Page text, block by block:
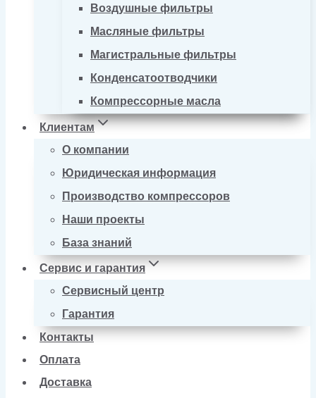
Воздушные фильтры
Масляные фильтры
Магистральные фильтры
Конденсатоотводчики
Компрессорные масла
Клиентам
О компании
Юридическая информация
Производство компрессоров
Наши проекты
База знаний
Сервис и гарантия
Сервисный центр
Гарантия
Контакты
Оплата
Доставка